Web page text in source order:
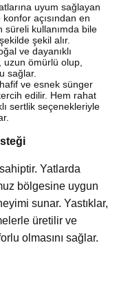
uyum sağlayan
açısından en
süreli kullanımda bile
şekil alır.
ve dayanıklı
ömürlü olup,
sağlar.
ve esnek sünger
edilir. Hem rahat
sertlik seçenekleriyle
Yatlarda
bölgesine uygun
sunar. Yastıklar,
üretilir ve
olmasını sağlar.